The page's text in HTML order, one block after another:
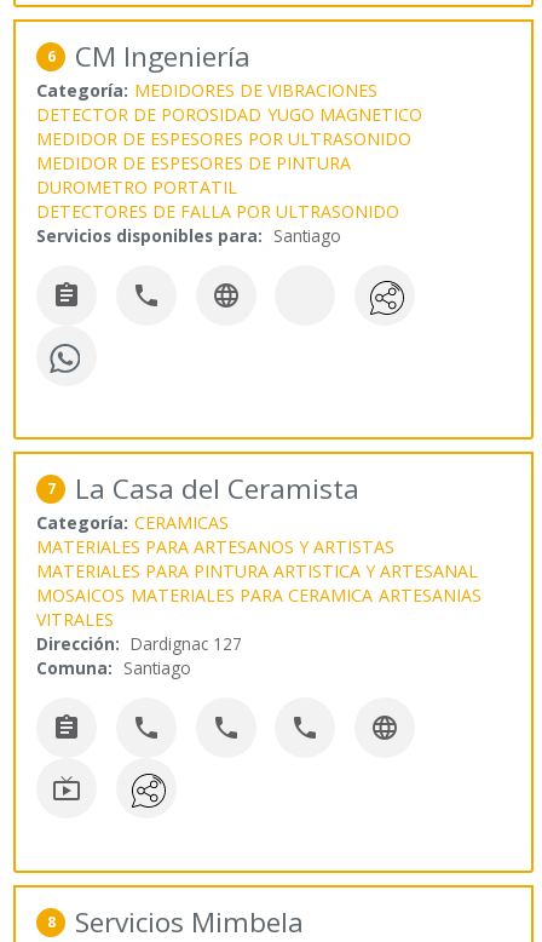
6 CM Ingeniería
Categoría: MEDIDORES DE VIBRACIONES
DETECTOR DE POROSIDAD YUGO MAGNETICO
MEDIDOR DE ESPESORES POR ULTRASONIDO
MEDIDOR DE ESPESORES DE PINTURA
DUROMETRO PORTATIL
DETECTORES DE FALLA POR ULTRASONIDO
Servicios disponibles para: Santiago
  
7 La Casa del Ceramista
Categoría: CERAMICAS
MATERIALES PARA ARTESANOS Y ARTISTAS
MATERIALES PARA PINTURA ARTISTICA Y ARTESANAL
MOSAICOS MATERIALES PARA CERAMICA ARTESANIAS
VITRALES
Dirección: Dardignac 127
Comuna: Santiago
    

8 Servicios Mimbela